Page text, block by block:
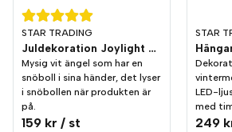
STAR TRADING
Juldekoration Joylight Ängel Vit
Mysig vit ängel som har en
snöboll i sina händer, det lyser
i snöbollen när produkten är
på.
159 kr / st
STAR
LED-
med
249